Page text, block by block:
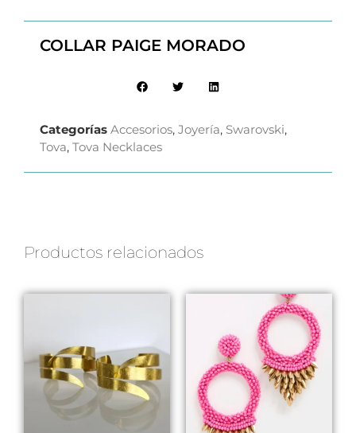
COLLAR PAIGE MORADO
Categorías Accesorios, Joyería, Swarovski,
Tova, Tova Necklaces
Productos relacionados